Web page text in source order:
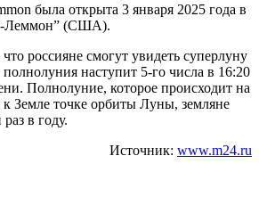
была открыта 3 января 2025 года в
Леммон” (США).
россияне смогут увидеть суперлуну
наступит 5-го числа в 16:20
Полнолуние, которое происходит на
Земле точке орбиты Луны, земляне
в году.
Источник: www.m24.ru